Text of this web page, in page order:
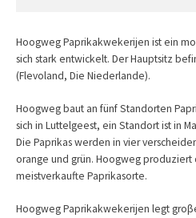
Hoogweg Paprikakwekerijen ist ein
sich stark entwickelt. Der Hauptsitz
(Flevoland, Die Niederlande).
Hoogweg baut an fünf Standorten
sich in Luttelgeest, ein Standort ist in
Die Paprikas werden in vier
orange und grün. Hoogweg
meistverkaufte Paprikasorte.
Hoogweg Paprikakwekerijen legt